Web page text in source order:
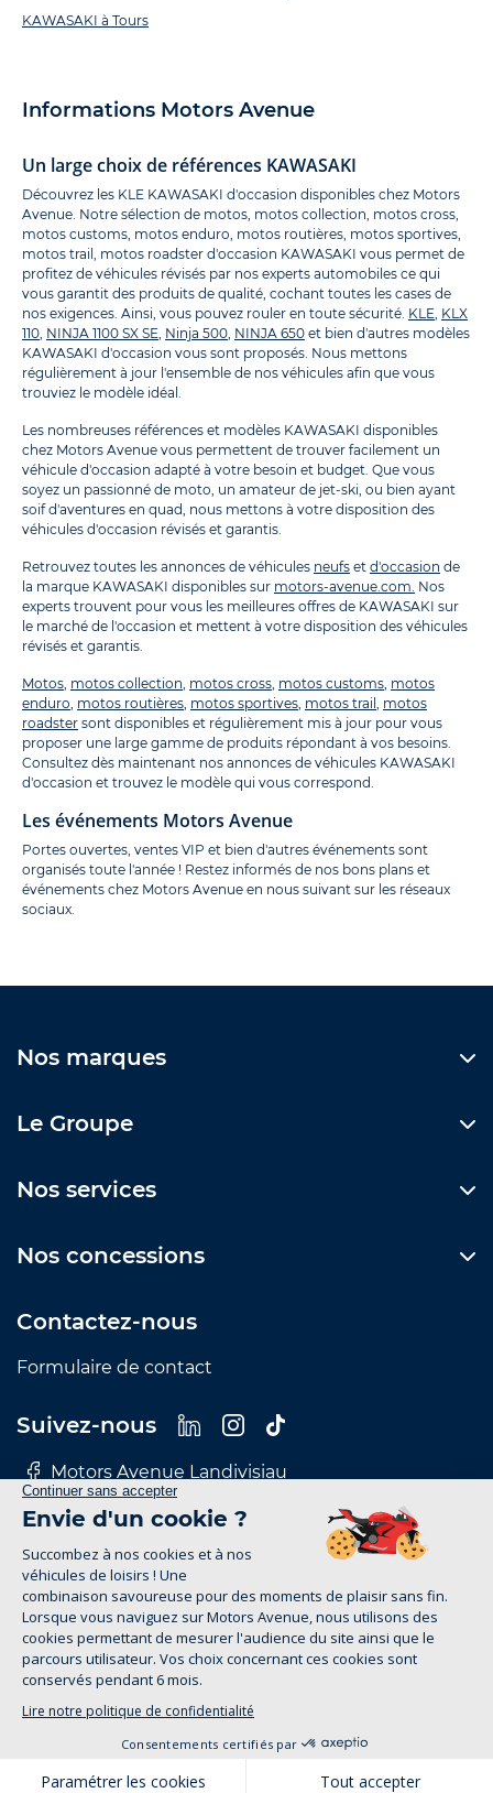
KAWASAKI à Tours
Informations Motors Avenue
Un large choix de références KAWASAKI
Découvrez les KLE KAWASAKI d'occasion disponibles chez Motors
Avenue. Notre sélection de motos, motos collection, motos cross,
motos customs, motos enduro, motos routières, motos sportives,
motos trail, motos roadster d'occasion KAWASAKI vous permet de
profitez de véhicules révisés par nos experts automobiles ce qui
vous garantit des produits de qualité, cochant toutes les cases de
nos exigences. Ainsi, vous pouvez rouler en toute sécurité. KLE KLX
110 NINJA 1100 SX SE Ninja 500 NINJA 650 et bien d'autres modèles
KAWASAKI d'occasion vous sont proposés. Nous mettons
régulièrement à jour l'ensemble de nos véhicules afin que vous
trouviez le modèle idéal.
Les nombreuses références et modèles KAWASAKI disponibles
chez Motors Avenue vous permettent de trouver facilement un
véhicule d'occasion adapté à votre besoin et budget. Que vous
soyez un passionné de moto, un amateur de jet-ski, ou bien ayant
soif d'aventures en quad, nous mettons à votre disposition des
véhicules d'occasion révisés et garantis.
Retrouvez toutes les annonces de véhicules neufs et d'occasion de
la marque KAWASAKI disponibles sur motors-avenue.com. Nos
experts trouvent pour vous les meilleures offres de KAWASAKI sur
le marché de l'occasion et mettent à votre disposition des véhicules
révisés et garantis.
Motos motos collection motos cross motos customs motos
enduro motos routières motos sportives motos trail
motos
roadster sont disponibles et régulièrement mis à jour pour vous
proposer une large gamme de produits répondant à vos besoins.
Consultez dès maintenant nos annonces de véhicules KAWASAKI
d'occasion et trouvez le modèle qui vous correspond.
Les événements Motors Avenue
Portes ouvertes, ventes VIP et bien d'autres événements sont
organisés toute l'année ! Restez informés de nos bons plans et
événements chez Motors Avenue en nous suivant sur les réseaux
sociaux.
Nos marques
Le Groupe
Nos services
Nos concessions
Contactez-nous
Formulaire de contact
Suivez-nous
Motors Avenue Landivisiau
Motors Avenue Le Mans
Motors Avenue Rennes
Motors Avenue Tours